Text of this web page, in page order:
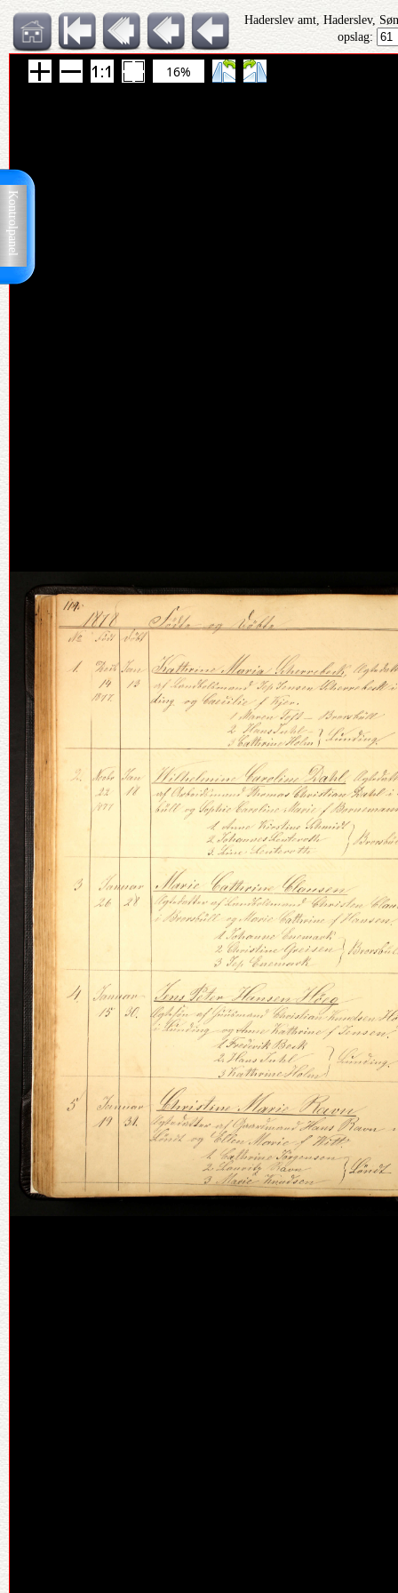
Kontrolpanel
Haderslev amt, Haderslev,
opslag:
16%